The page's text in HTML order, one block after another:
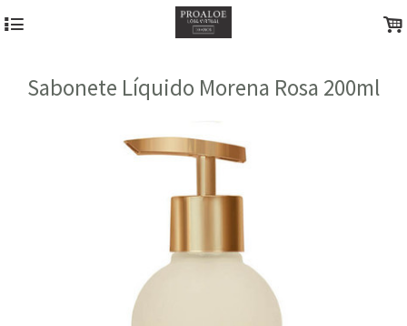
4 .
Sabonete Líquido Morena Rosa 200ml